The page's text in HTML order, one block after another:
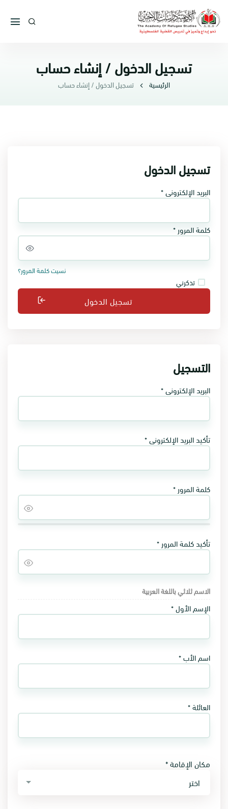
تسجيل الدخول / إنشاء حساب
الرئيسية تسجيل الدخول / إنشاء حساب
تسجيل الدخول
البريد الإلكتروني *
كلمة المرور *
نسيت كلمة المرور؟
تذكرني
تسجيل الدخول
التسجيل
البريد الإلكتروني *
تأكيد البريد الإلكتروني *
كلمة المرور *
تأكيد كلمة المرور *
الاسم ثلاثي باللغة العربية
الإسم الأول *
اسم الأب *
العائلة *
مكان الإقامة *
اختر